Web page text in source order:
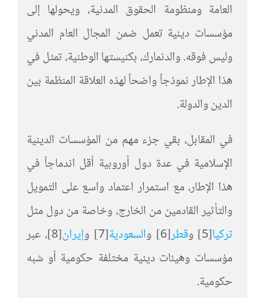
العامة ومنظومة الحقوق المدنية، ويحولها إلى
مؤسسات دينية تعمل ضمن المجال العام المدني
وليس فوقه. والدنمارك، بكنيستها الوطنية، تمثل في
هذا الإطار نموذجاً واضحاً لهذه العلاقة المنظمة بين
الدين والدولة.
في المقابل، بقي جزء مهم من المؤسسات الدينية
الإسلامية في عدة دول أوروبية أقل اندماجاً في
هذا الإطار، مع استمرار اعتماد واسع على التمويل
والتأثير القادمين من الخارج، وخاصة من دول مثل
تركيا[5] وقطر[6] والسعودية[7] وإيران[8] ، عبر
مؤسسات وهيئات دينية مختلفة حكومية أو شبه
حكومية.